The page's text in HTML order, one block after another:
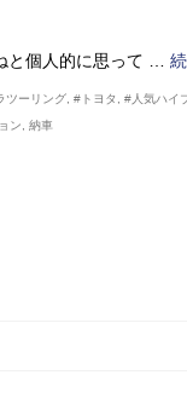
と個人的に思って …
ツーリング ,#トヨタ ,#人気ハイ
ン ,納車